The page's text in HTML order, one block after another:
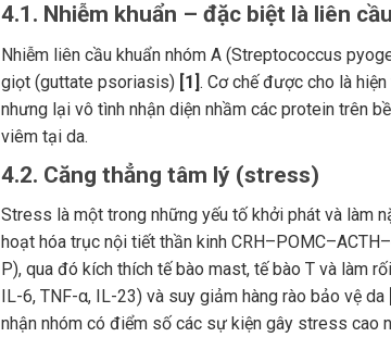
4.1. Nhiễm khuẩn – đặc biệt là liên
Nhiễm liên cầu khuẩn nhóm A (Streptococcus
giọt (guttate psoriasis) [1]. Cơ chế được cho là
nhưng lại vô tình nhận diện nhầm các protein trên
viêm tại da.
4.2. Căng thẳng tâm lý (stress)
Stress là một trong những yếu tố khởi phát và làm
hoạt hóa trục nội tiết thần kinh
P), qua đó kích thích tế bào mast, tế bào T và làm
IL-6, TNF-α, IL-23) và suy giảm hàng rào bảo vệ da
nhận nhóm có điểm số các sự kiện gây stress cao